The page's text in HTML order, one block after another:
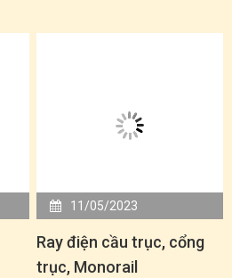
11/05/2023
Ray điện cầu trục, cổng
trục, Monorail